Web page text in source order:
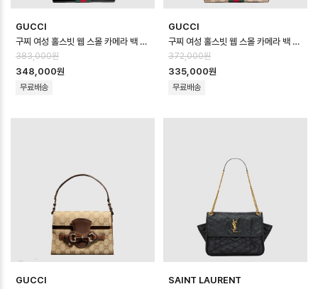
GUCCI
구찌 여성 홀스빗 웹 스몰 카메라 백 - Gucci Womens Horsebit Web S…
383,000원
348,000원
무료배송
GUCCI
구찌 여성 홀스빗 웹 스몰 카메라 백 - Gucci Womens Horsebit Web S…
372,000원
335,000원
무료배송
GUCCI
SAINT LAURENT